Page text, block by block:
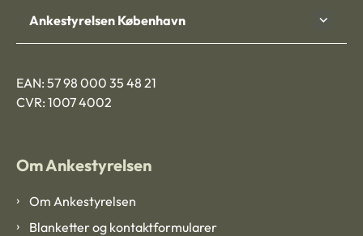
Ankestyrelsen København
EAN: 57 98 000 35 48 21
CVR: 1007 4002
Om Ankestyrelsen
Om Ankestyrelsen
Blanketter og kontaktformularer